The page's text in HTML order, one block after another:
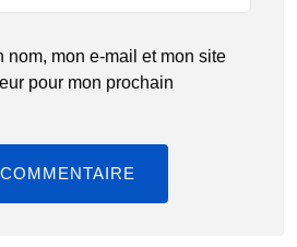
nom, mon e-mail et mon site
pour mon prochain